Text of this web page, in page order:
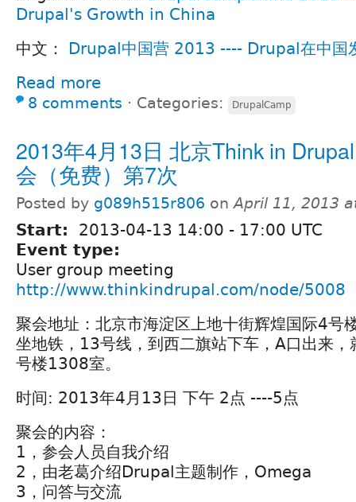
Drupal's Growth in China
中文： Drupal中国营 2013 ---- Drupal在中国
Read more
8 comments ⋅ Categories: DrupalCamp
2013年4月13日 北京Think in
会（免费）第7次
Posted by g089h515r806 onApril 11, 2013
Start: 2013-04-13 14:00 - 17:00 UTC
Event type:
User group meeting
http://www.thinkindrupal.com/node/5008
聚会地址：北京市海淀区上地十街辉煌国际4号
坐地铁，13号线，到西二旗站下车，A口出来
号楼1308室。
时间: 2013年4月13日 下午 2点 ----5点
聚会的内容：
1，参会人员自我介绍
2，由老葛介绍Drupal主题制作，Omega
3，问答与交流